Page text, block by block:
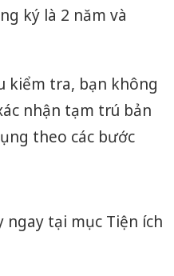
ký là 2 năm và
kiểm tra, bạn không
nhận tạm trú bản
theo các bước
tại mục Tiện ích